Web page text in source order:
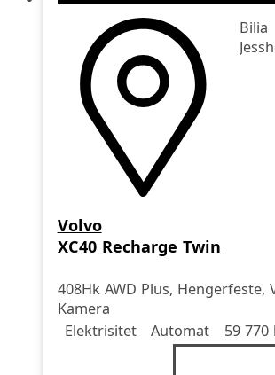
Bilia
Volvo
XC40 Recharge Twin
408Hk AWD Plus, Hengerfeste,
Kamera
Drivstoff
Elektrisitet
Girkasse Automat
Kjørelengde 59 770
årsmodell